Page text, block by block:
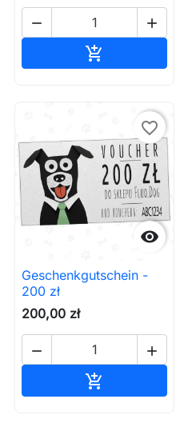
 


favorite_border
Geschenkgutschein -
200 zł
200,00 zł
 
